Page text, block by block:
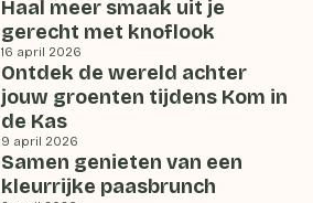
Haal meer smaak uit je
gerecht met knoflook
16 april 2026
Ontdek de wereld achter
jouw groenten tijdens Kom in
de Kas
9 april 2026
Samen genieten van een
kleurrijke paasbrunch